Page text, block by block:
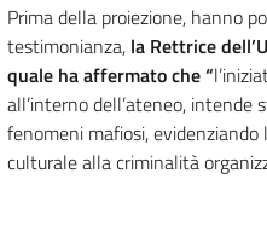
Prima della proiezione, hanno
testimonianza, la Rettrice
quale ha affermato che “
all’interno dell’ateneo, intende
fenomeni mafiosi,
culturale alla criminalità